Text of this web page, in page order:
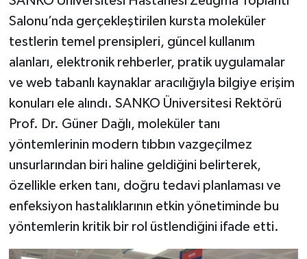
Salonu’nda gerçekleştirilen kursta moleküler
testlerin temel prensipleri, güncel kullanım
alanları, elektronik rehberler, pratik uygulamalar
ve web tabanlı kaynaklar aracılığıyla bilgiye erişim
konuları ele alındı. SANKO Üniversitesi Rektörü
Prof. Dr. Güner Dağlı, moleküler tanı
yöntemlerinin modern tıbbın vazgeçilmez
unsurlarından biri haline geldiğini belirterek,
özellikle erken tanı, doğru tedavi planlaması ve
enfeksiyon hastalıklarının etkin yönetiminde bu
yöntemlerin kritik bir rol üstlendiğini ifade etti.